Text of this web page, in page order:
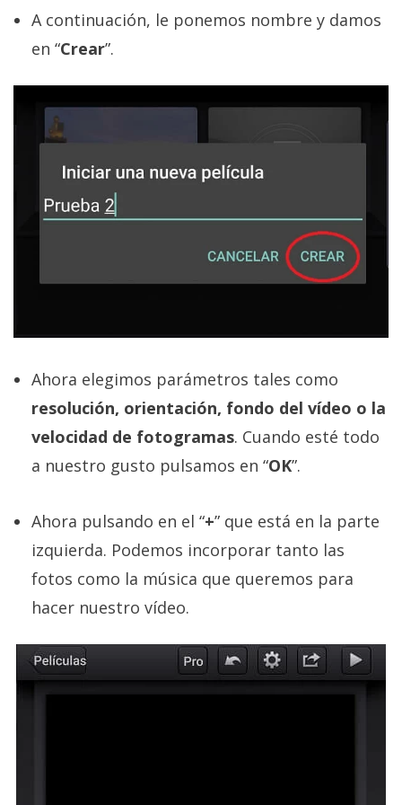
A continuación, le ponemos nombre y damos
en “Crear”.
Ahora elegimos parámetros tales como
resolución, orientación, fondo del vídeo o la
velocidad de fotogramas. Cuando esté todo
a nuestro gusto pulsamos en “OK”.
Ahora pulsando en el “+” que está en la parte
izquierda. Podemos incorporar tanto las
fotos como la música que queremos para
hacer nuestro vídeo.